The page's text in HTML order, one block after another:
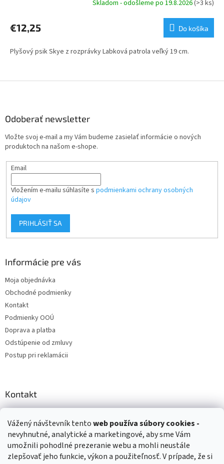
Vážený návštevník tentoweb používasúbory cookies -
nevyhnutné, analytické a marketingové, aby sme Vám
umožnili pohodlné prezeranie webu a mohli neustále
zlepšovať jeho funkcie, výkon a použiteľnosť. V prípade, že si
Skladom - odošleme po 19.8.2026(>3 ks)
€12,25 Do košíka
Plyšový psik Skye z rozprávky Labková patrola veľký 19 cm.
Odoberať newsletter
Vložte svoj e-mail a my Vám budeme zasielať informácie o nových
produktoch na našom e-shope.
Email
Vložením e-mailu súhlasíte s podmienkami ochrany osobných
údajov
PRIHLÁSIŤ SA
Informácie pre vás
Moja objednávka
Obchodné podmienky
Kontakt
Podmienky OOÚ
Doprava a platba
Odstúpenie od zmluvy
Postup pri reklamácii
Kontakt
+421 903 144 673